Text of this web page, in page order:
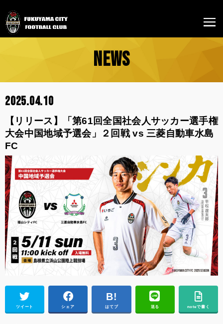
NEWS
2025.04.10
【リリース】「第61回全国社会人サッカー選手権
大会中国地域予選会」２回戦 vs 三菱自動車水島
FC
ツイート シェア はてブ 送る noteで書く